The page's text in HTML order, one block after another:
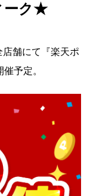
ーク★
舗にて『楽天ポ
予定。